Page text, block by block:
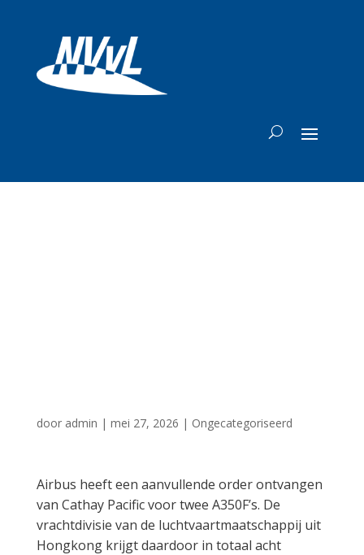
door admin | mei 27, 2026 | Ongecategoriseerd
Airbus heeft een aanvullende order ontvangen
van Cathay Pacific voor twee A350F’s. De
vrachtdivisie van de luchtvaartmaatschappij uit
Hongkong krijgt daardoor in totaal acht